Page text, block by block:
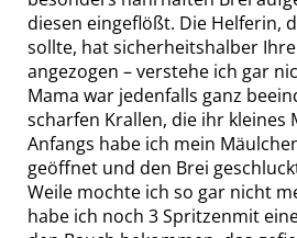
diesen eingeflößt. Die Helferin,
sollte, hat sicherheitshalber
angezogen – verstehe ich gar
Mama war jedenfalls ganz
scharfen Krallen, die ihr kleines
Anfangs habe ich mein
geöffnet und den Brei
Weile mochte ich so gar nicht
habe ich noch 3 Spritzenmit